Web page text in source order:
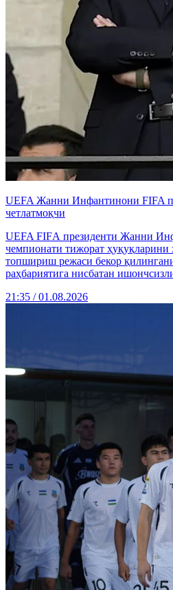
UEFA Жанни Инфантинони FIFA
четлатмоқчи
UEFA FIFА президенти Жанни
чемпионати тижорат ҳуқуқларини
топшириш режаси бекор
раҳбариятига нисбатан
21:35 / 01.08.2026